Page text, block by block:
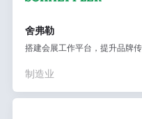
舍弗勒
搭建会展工作平台，提升品牌
制造业